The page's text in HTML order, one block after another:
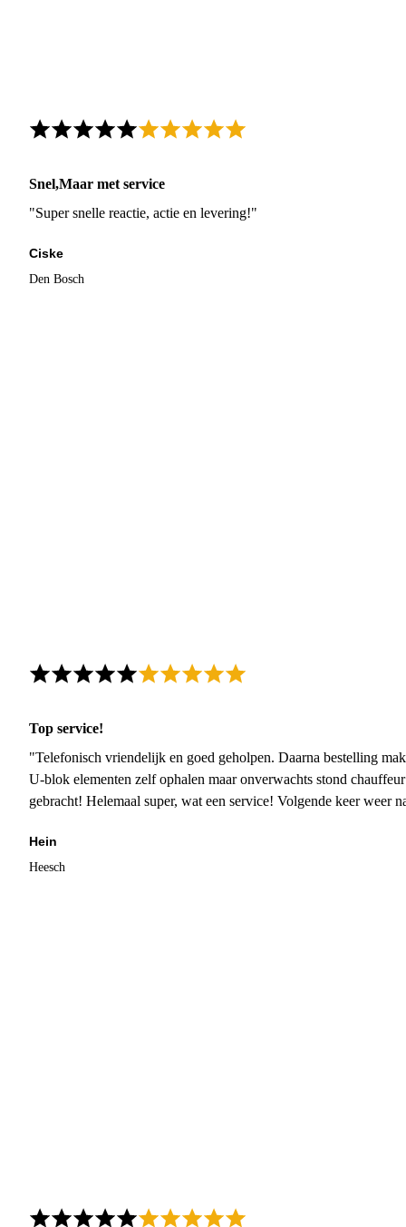
Snel,Maar met service
"Super snelle reactie, actie en levering!"
Ciske
Den Bosch
Top service!
"Telefonisch vriendelijk en goed geholpen. Daarna bestelling
U-blok elementen zelf ophalen maar onverwachts stond
gebracht! Helemaal super, wat een service! Volgende keer weer
Hein
Heesch